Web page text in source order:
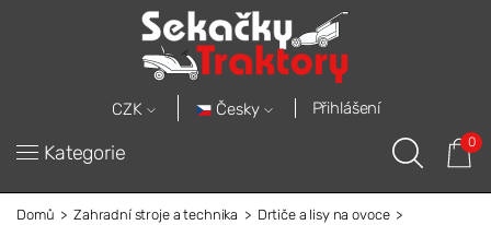
CZK Česky Přihlášení
Kategorie 0
Domů Zahradní stroje a technika
Drtiče a lisy na ovoce